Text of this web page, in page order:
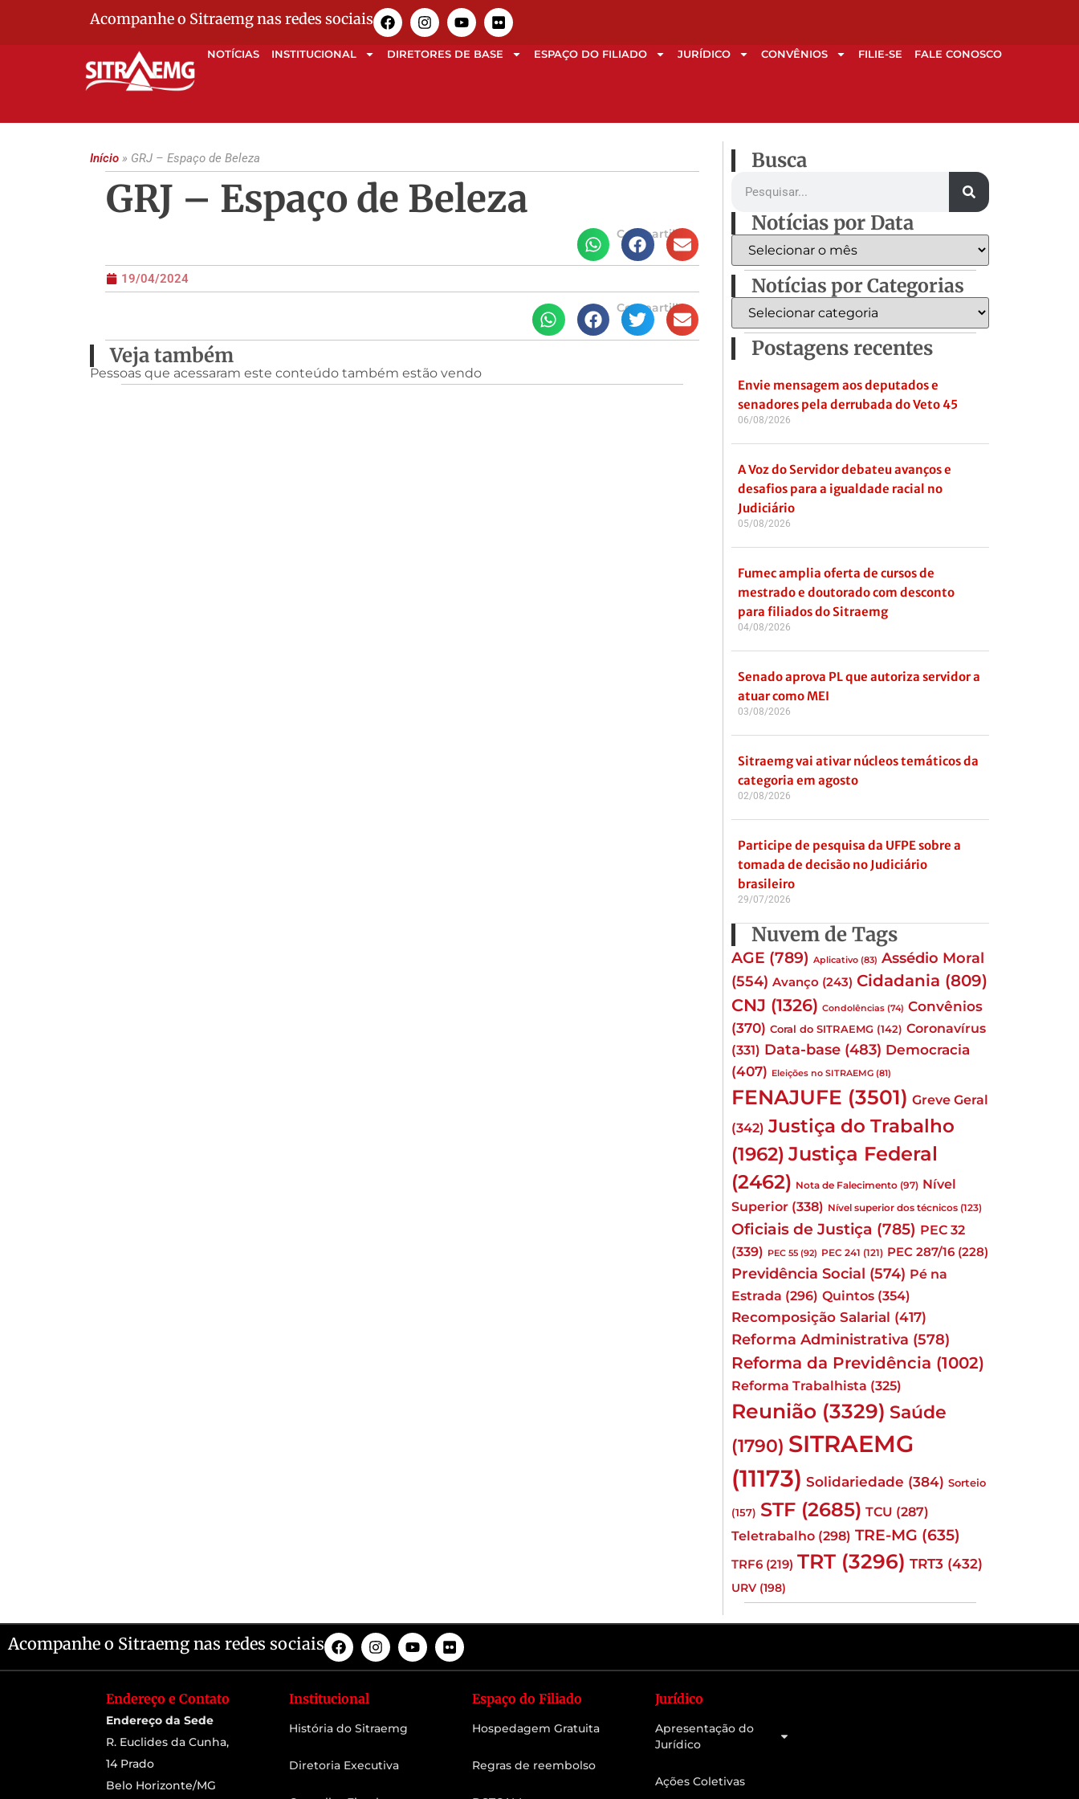
Acompanhe o Sitraemg nas redes sociais
NOTÍCIAS INSTITUCIONAL DIRETORES DE BASE ESPAÇO DO FILIADO JURÍDICO CONVÊNIOS FILIE-SE FALE CONOSCO
Início » GRJ – Espaço de Beleza
GRJ – Espaço de Beleza
Compartilhe
19/04/2024
Compartilhe
Veja também
Pessoas que acessaram este conteúdo também estão vendo
Busca
Notícias por Data
Notícias por Categorias
Postagens recentes
Envie mensagem aos deputados e
senadores pela derrubada do Veto 45
06/08/2026
A Voz do Servidor debateu avanços e
desafios para a igualdade racial no
Judiciário
05/08/2026
Fumec amplia oferta de cursos de
mestrado e doutorado com desconto
para filiados do Sitraemg
04/08/2026
Senado aprova PL que autoriza servidor a
atuar como MEI
03/08/2026
Sitraemg vai ativar núcleos temáticos da
categoria em agosto
02/08/2026
Participe de pesquisa da UFPE sobre a
tomada de decisão no Judiciário
brasileiro
29/07/2026
Nuvem de Tags
AGE (789) Aplicativo (83) Assédio Moral
(554) Avanço (243) Cidadania (809)
CNJ (1326) Condolências (74) Convênios
(370) Coral do SITRAEMG (142) Coronavírus
(331) Data-base (483) Democracia
(407) Eleições no SITRAEMG (81)
FENAJUFE (3501) Greve Geral
(342) Justiça do Trabalho
(1962) Justiça Federal
(2462) Nota de Falecimento (97) Nível
Superior (338) Nível superior dos técnicos (123)
Oficiais de Justiça (785) PEC 32
(339) PEC 55 (92) PEC 241 (121) PEC 287/16 (228)
Previdência Social (574) Pé na
Estrada (296) Quintos (354)
Recomposição Salarial (417)
Reforma Administrativa (578)
Reforma da Previdência (1002)
Reforma Trabalhista (325)
Reunião (3329) Saúde
(1790) SITRAEMG
(11173) Solidariedade (384) Sorteio
(157) STF (2685) TCU (287)
Teletrabalho (298) TRE-MG (635)
TRF6 (219) TRT (3296) TRT3 (432)
URV (198)
Acompanhe o Sitraemg nas redes sociais
Endereço e Contato
Endereço da Sede
R. Euclides da Cunha,
14 Prado
Belo Horizonte/MG
Institucional
História do Sitraemg
Diretoria Executiva
Espaço do Filiado
Hospedagem Gratuita
Regras de reembolso
Jurídico
Apresentação do
Jurídico
Ações Coletivas